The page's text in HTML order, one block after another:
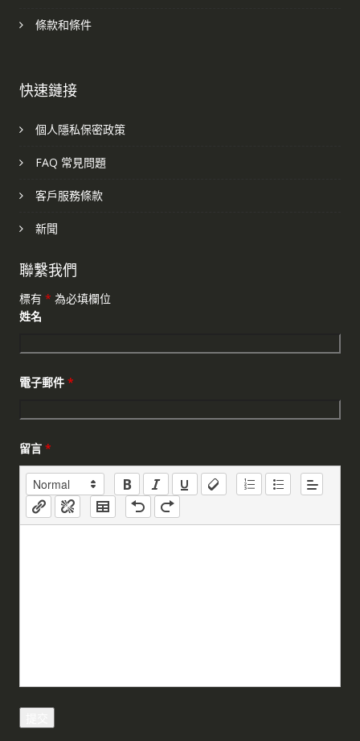
條款和條件
快速鏈接
個人隱私保密政策
FAQ 常見問題
客戶服務條款
新聞
聯繫我們
標有 * 為必填欄位
姓名
電子郵件 *
留言 *